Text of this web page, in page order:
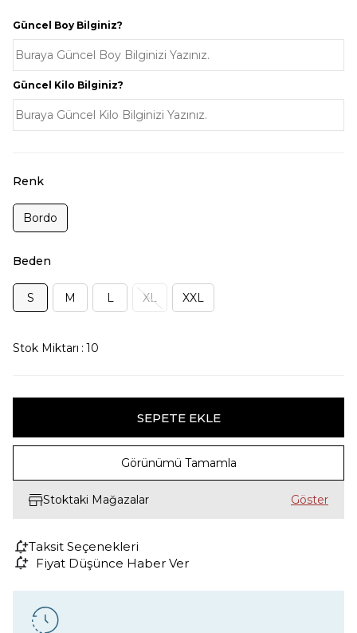
Güncel Boy Bilginiz?
Güncel Kilo Bilginiz?
Renk
Bordo
Beden
S M L XL XXL
Stok Miktarı : 10
Görünümü Tamamla
Stoktaki Mağazalar
Taksit Seçenekleri
Fiyat Düşünce Haber Ver